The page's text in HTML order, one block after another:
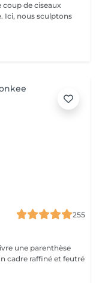
de ciseaux
Ici, nous sculptons
255
une parenthèse